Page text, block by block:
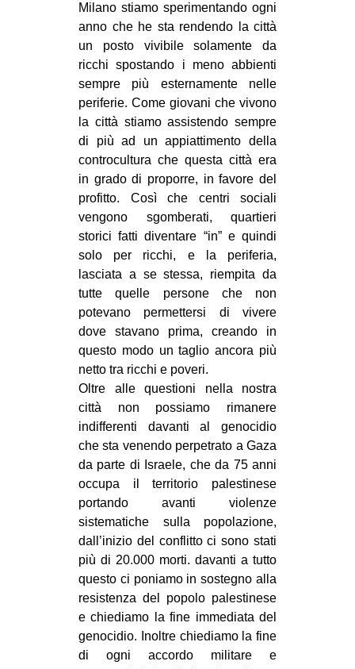
Milano stiamo sperimentando ogni
anno che he sta rendendo la città
un posto vivibile solamente da
ricchi spostando i meno abbienti
sempre più esternamente nelle
periferie. Come giovani che vivono
la città stiamo assistendo sempre
di più ad un appiattimento della
controcultura che questa città era
in grado di proporre, in favore del
profitto. Così che centri sociali
vengono sgomberati, quartieri
storici fatti diventare “in” e quindi
solo per ricchi, e la periferia,
lasciata a se stessa, riempita da
tutte quelle persone che non
potevano permettersi di vivere
dove stavano prima, creando in
questo modo un taglio ancora più
netto tra ricchi e poveri.
Oltre alle questioni nella nostra
città non possiamo rimanere
indifferenti davanti al genocidio
che sta venendo perpetrato a Gaza
da parte di Israele, che da 75 anni
occupa il territorio palestinese
portando avanti violenze
sistematiche sulla popolazione,
dall’inizio del conflitto ci sono stati
più di 20.000 morti. davanti a tutto
questo ci poniamo in sostegno alla
resistenza del popolo palestinese
e chiediamo la fine immediata del
genocidio. Inoltre chiediamo la fine
di ogni accordo militare e